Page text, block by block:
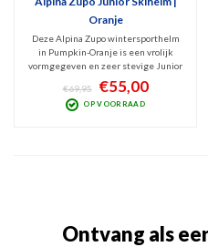
Oranje
Deze Alpina Zupo wintersporthelm
in Pumpkin-Oranje is een vrolijk
vormgegeven en zeer stevige Junior
Skihelm. Dit veilige model is erg
comfortabel en met zijn
uitneembare binnenvoering lekker
€69,95 €55,00
OP VOORRAAD
Ontvang als